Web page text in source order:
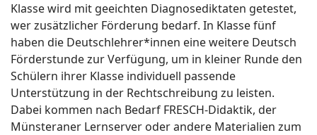
Klasse wird mit geeichten Diagnosediktaten getestet,
wer zusätzlicher Förderung bedarf. In Klasse fünf
haben die Deutschlehrer*innen eine weitere Deutsch
Förderstunde zur Verfügung, um in kleiner Runde den
Schülern ihrer Klasse individuell passende
Unterstützung in der Rechtschreibung zu leisten.
Dabei kommen nach Bedarf FRESCH-Didaktik, der
Münsteraner Lernserver oder andere Materialien zum